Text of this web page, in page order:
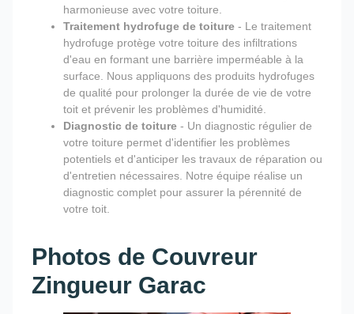
harmonieuse avec votre toiture.
Traitement hydrofuge de toiture - Le traitement
hydrofuge protège votre toiture des infiltrations
d'eau en formant une barrière imperméable à la
surface. Nous appliquons des produits hydrofuges
de qualité pour prolonger la durée de vie de votre
toit et prévenir les problèmes d'humidité.
Diagnostic de toiture - Un diagnostic régulier de
votre toiture permet d'identifier les problèmes
potentiels et d'anticiper les travaux de réparation ou
d'entretien nécessaires. Notre équipe réalise un
diagnostic complet pour assurer la pérennité de
votre toit.
Photos de Couvreur
Zingueur Garac